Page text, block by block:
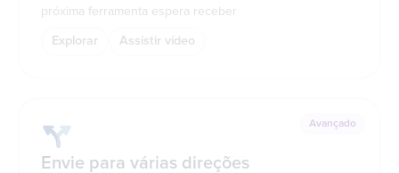
próxima ferramenta espera receber
Explorar Assistir vídeo
Avançado
Envie para várias direções